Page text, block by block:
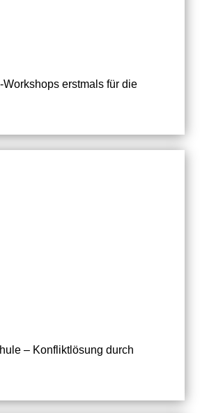
Workshops erstmals für die
– Konfliktlösung durch